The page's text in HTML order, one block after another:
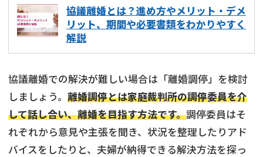
協議離婚とは？進め方やメリット・デメ
リット、期間や必要書類をわかりやすく
解説
協議離婚での解決が難しい場合は「離婚調停」を検討
しましょう。 離婚調停とは家庭裁判所の調停委員を介
して話し合い、離婚を目指す方法です。調停委員はそ
れぞれから意見や主張を聞き、状況を整理したりアド
バイスをしたりと、夫婦が納得できる解決方法を探っ